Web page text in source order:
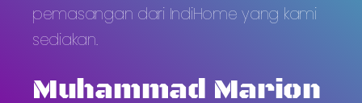
pemasangan dari IndiHome yang kami
sediakan.
Muhammad Marion